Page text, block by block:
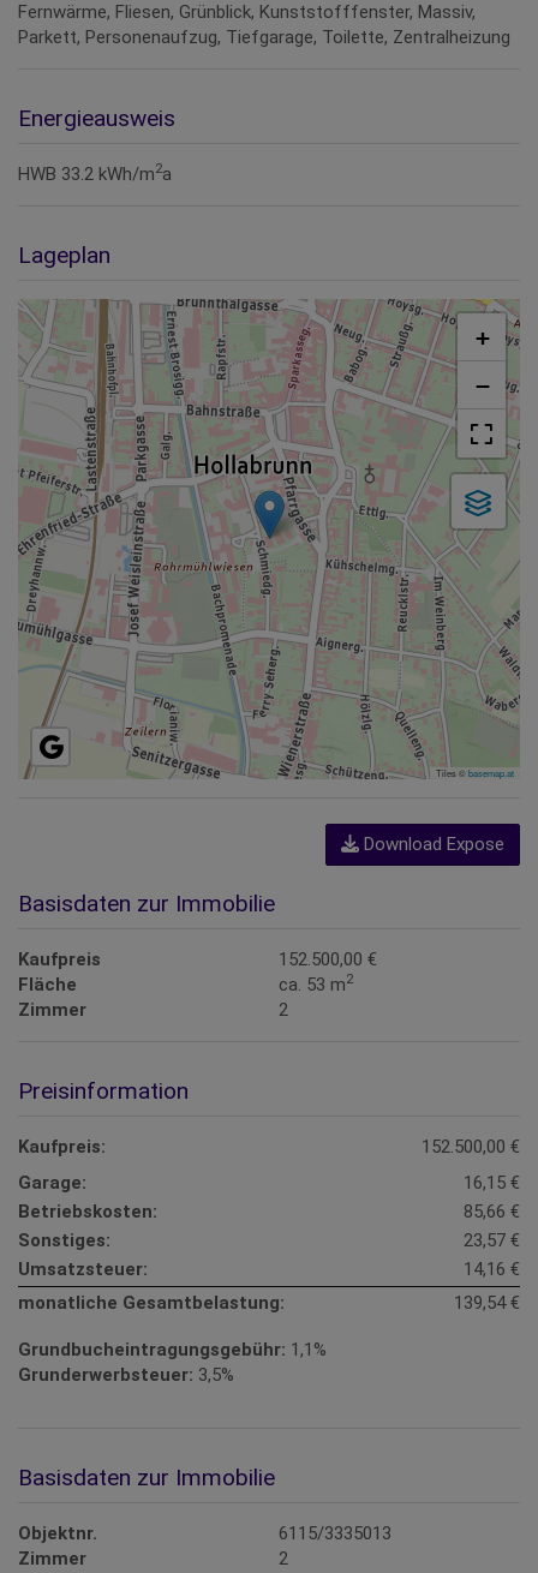
Fernwärme Fliesen Grünblick Kunststofffenster Massiv
Parkett Personenaufzug Tiefgarage Toilette Zentralheizung
Energieausweis
HWB 33.2 kWh/m2a
Lageplan
+
−
Tiles ©basemap.at
Download Expose
Basisdaten zur Immobilie
Kaufpreis
152.500,00 €
Fläche
ca. 53 m2
Zimmer 2
Preisinformation
Kaufpreis:
152.500,00 €
Garage:
16,15 €
Betriebskosten:
85,66 €
Sonstiges:
23,57 €
Umsatzsteuer:
14,16 €
monatliche Gesamtbelastung:
139,54 €
Grundbucheintragungsgebühr: 1,1%
Grunderwerbsteuer: 3,5%
Basisdaten zur Immobilie
Objektnr.
6115/3335013
Zimmer
2